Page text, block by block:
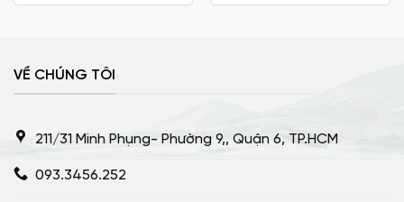
VỀ CHÚNG TÔI
211/31 Minh Phụng- Phường 9,, Quận 6, TP.HCM
093.3456.252